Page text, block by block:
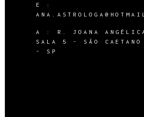
E :
A :
R. JOANA
SALA 5 - SÃO CAETANO
- SP